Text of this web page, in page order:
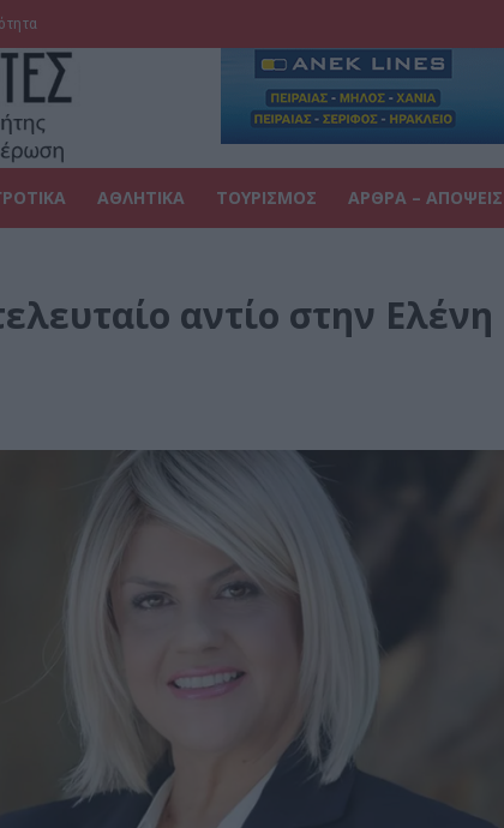
ΑΘΛΗΤΙΚΑ ΤΟΥΡΙΣΜΟΣ ΑΡΘΡΑ – ΑΠΟΨΕΙΣ
αντίο στην Ελένη